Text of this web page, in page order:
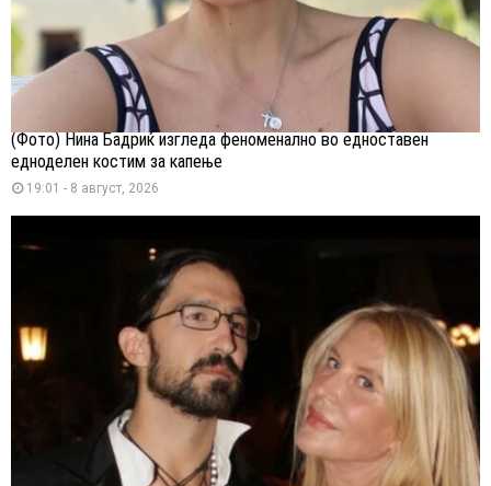
(Фото) Нина Бадриќ изгледа феноменално во едноставен
едноделен костим за капење
19:01 - 8 август, 2026